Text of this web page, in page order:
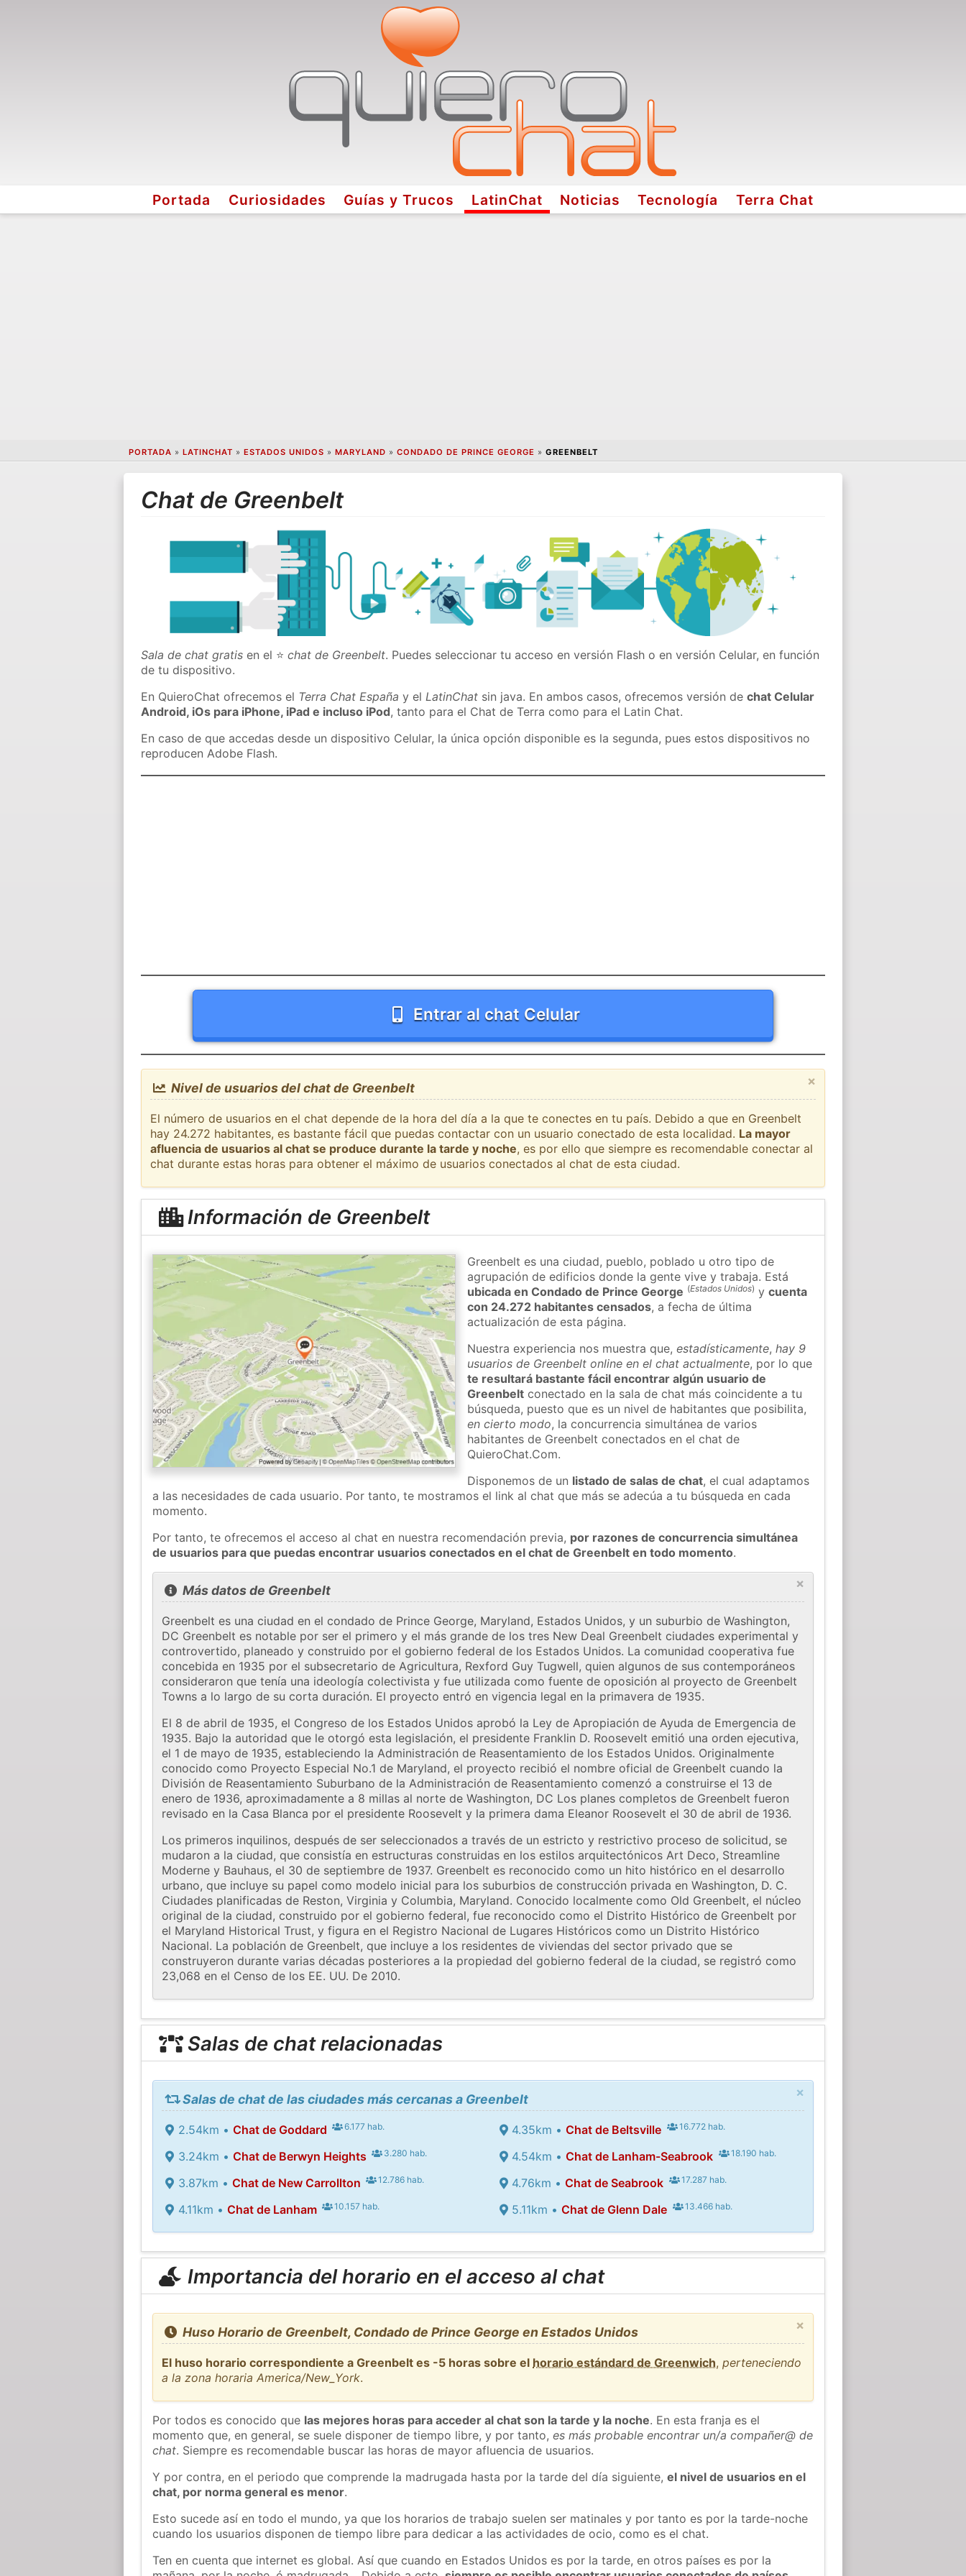
Portada Curiosidades Guías y Trucos LatinChat Noticias Tecnología Terra Chat
PORTADA » LATINCHAT » ESTADOS UNIDOS » MARYLAND » CONDADO DE PRINCE GEORGE » GREENBELT
Chat de Greenbelt
Sala de chat gratis en el ⭐chat de Greenbelt. Puedes seleccionar tu acceso en versión Flash o en versión Celular, en función
de tu dispositivo.
En QuieroChat ofrecemos el Terra Chat España y elLatinChat sin java. En ambos casos, ofrecemos versión dechat Celular
Android, iOs para iPhone, iPad e incluso iPod, tanto para el Chat de Terra como para el Latin Chat.
En caso de que accedas desde un dispositivo Celular, la única opción disponible es la segunda, pues estos dispositivos no
reproducen Adobe Flash.
Entrar al chat Celular
×
Nivel de usuarios del chat de Greenbelt
El número de usuarios en el chat depende de la hora del día a la que te conectes en tu país. Debido a que en Greenbelt
hay 24.272 habitantes, es bastante fácil que puedas contactar con un usuario conectado de esta localidad. La mayor
afluencia de usuarios al chat se produce durante la tarde y noche, es por ello que siempre es recomendable conectar al
chat durante estas horas para obtener el máximo de usuarios conectados al chat de esta ciudad.
Información de Greenbelt
Greenbelt es una ciudad, pueblo, poblado u otro tipo de
agrupación de edificios donde la gente vive y trabaja. Está
ubicada en Condado de Prince George (Estados Unidos) ycuenta
con 24.272 habitantes censados, a fecha de última
actualización de esta página.
Nuestra experiencia nos muestra que,estadísticamente,hay 9
usuarios de Greenbelt online en el chat actualmente, por lo que
te resultará bastante fácil encontrar algún usuario de
Greenbelt conectado en la sala de chat más coincidente a tu
búsqueda, puesto que es un nivel de habitantes que posibilita,
en cierto modo, la concurrencia simultánea de varios
habitantes de Greenbelt conectados en el chat de
QuieroChat.Com.
Disponemos de un listado de salas de chat, el cual adaptamos
a las necesidades de cada usuario. Por tanto, te mostramos el link al chat que más se adecúa a tu búsqueda en cada
momento.
Por tanto, te ofrecemos el acceso al chat en nuestra recomendación previa, por razones de concurrencia simultánea
de usuarios para que puedas encontrar usuarios conectados en el chat de Greenbelt en todo momento.
×
Más datos de Greenbelt
Greenbelt es una ciudad en el condado de Prince George, Maryland, Estados Unidos, y un suburbio de Washington,
DC Greenbelt es notable por ser el primero y el más grande de los tres New Deal Greenbelt ciudades experimental y
controvertido, planeado y construido por el gobierno federal de los Estados Unidos. La comunidad cooperativa fue
concebida en 1935 por el subsecretario de Agricultura, Rexford Guy Tugwell, quien algunos de sus contemporáneos
consideraron que tenía una ideología colectivista y fue utilizada como fuente de oposición al proyecto de Greenbelt
Towns a lo largo de su corta duración. El proyecto entró en vigencia legal en la primavera de 1935.
El 8 de abril de 1935, el Congreso de los Estados Unidos aprobó la Ley de Apropiación de Ayuda de Emergencia de
1935. Bajo la autoridad que le otorgó esta legislación, el presidente Franklin D. Roosevelt emitió una orden ejecutiva,
el 1 de mayo de 1935, estableciendo la Administración de Reasentamiento de los Estados Unidos. Originalmente
conocido como Proyecto Especial No.1 de Maryland, el proyecto recibió el nombre oficial de Greenbelt cuando la
División de Reasentamiento Suburbano de la Administración de Reasentamiento comenzó a construirse el 13 de
enero de 1936, aproximadamente a 8 millas al norte de Washington, DC Los planes completos de Greenbelt fueron
revisado en la Casa Blanca por el presidente Roosevelt y la primera dama Eleanor Roosevelt el 30 de abril de 1936.
Los primeros inquilinos, después de ser seleccionados a través de un estricto y restrictivo proceso de solicitud, se
mudaron a la ciudad, que consistía en estructuras construidas en los estilos arquitectónicos Art Deco, Streamline
Moderne y Bauhaus, el 30 de septiembre de 1937. Greenbelt es reconocido como un hito histórico en el desarrollo
urbano, que incluye su papel como modelo inicial para los suburbios de construcción privada en Washington, D. C.
Ciudades planificadas de Reston, Virginia y Columbia, Maryland. Conocido localmente como Old Greenbelt, el núcleo
original de la ciudad, construido por el gobierno federal, fue reconocido como el Distrito Histórico de Greenbelt por
el Maryland Historical Trust, y figura en el Registro Nacional de Lugares Históricos como un Distrito Histórico
Nacional. La población de Greenbelt, que incluye a los residentes de viviendas del sector privado que se
construyeron durante varias décadas posteriores a la propiedad del gobierno federal de la ciudad, se registró como
23,068 en el Censo de los EE. UU. De 2010.
Salas de chat relacionadas
×
Salas de chat de las ciudades más cercanas a Greenbelt
2.54km • Chat de Goddard 6.177 hab.
3.24km • Chat de Berwyn Heights 3.280 hab.
3.87km • Chat de New Carrollton 12.786 hab.
4.11km • Chat de Lanham 10.157 hab.
4.35km •Chat de Beltsville 16.772 hab.
4.54km •Chat de Lanham-Seabrook 18.190 hab.
4.76km •Chat de Seabrook 17.287 hab.
5.11km •Chat de Glenn Dale 13.466 hab.
Importancia del horario en el acceso al chat
×
Huso Horario de Greenbelt, Condado de Prince George en Estados Unidos
El huso horario correspondiente a Greenbelt es -5 horas sobre el horario estándard de Greenwich,perteneciendo
a la zona horaria America/New_York.
Por todos es conocido que las mejores horas para acceder al chat son la tarde y la noche. En esta franja es el
momento que, en general, se suele disponer de tiempo libre, y por tanto,es más probable encontrar un/a compañer@ de
chat. Siempre es recomendable buscar las horas de mayor afluencia de usuarios.
Y por contra, en el periodo que comprende la madrugada hasta por la tarde del día siguiente,el nivel de usuarios en el
chat, por norma general es menor.
Esto sucede así en todo el mundo, ya que los horarios de trabajo suelen ser matinales y por tanto es por la tarde-noche
cuando los usuarios disponen de tiempo libre para dedicar a las actividades de ocio, como es el chat.
Ten en cuenta que internet es global. Así que cuando en Estados Unidos es por la tarde, en otros países es por la